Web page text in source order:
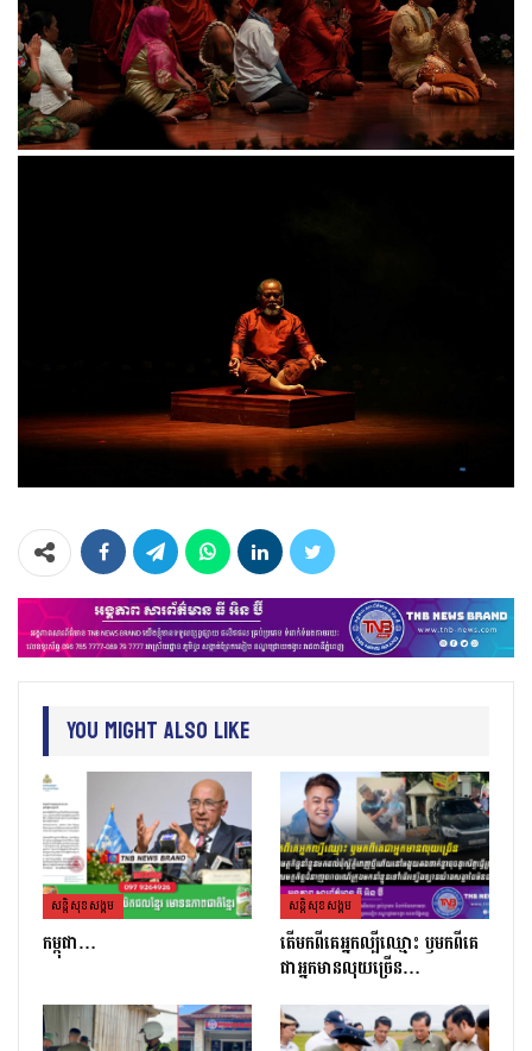
You Might Also Like
សន្តិសុខសង្គម
កម្ពុជា…
សន្តិសុខសង្គម
តេីមកពីគេអ្នកល្បីឈ្មោះ​ ឫមកពីគេ
ជាអ្នកមានលុយច្រេីន​…